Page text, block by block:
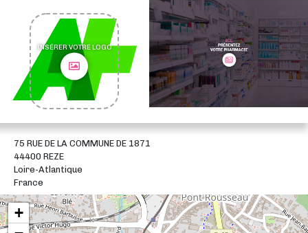
INSÉRER VOTRE LOGO
75 RUE DE LA COMMUNE DE 1871
44400 REZE
Loire-Atlantique
France
+